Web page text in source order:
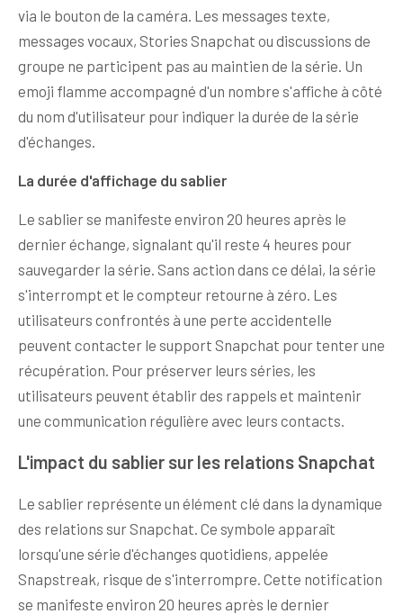
via le bouton de la caméra. Les messages texte,
messages vocaux, Stories Snapchat ou discussions de
groupe ne participent pas au maintien de la série. Un
emoji flamme accompagné d'un nombre s'affiche à côté
du nom d'utilisateur pour indiquer la durée de la série
d'échanges.
La durée d'affichage du sablier
Le sablier se manifeste environ 20 heures après le
dernier échange, signalant qu'il reste 4 heures pour
sauvegarder la série. Sans action dans ce délai, la série
s'interrompt et le compteur retourne à zéro. Les
utilisateurs confrontés à une perte accidentelle
peuvent contacter le support Snapchat pour tenter une
récupération. Pour préserver leurs séries, les
utilisateurs peuvent établir des rappels et maintenir
une communication régulière avec leurs contacts.
L'impact du sablier sur les relations Snapchat
Le sablier représente un élément clé dans la dynamique
des relations sur Snapchat. Ce symbole apparaît
lorsqu'une série d'échanges quotidiens, appelée
Snapstreak, risque de s'interrompre. Cette notification
se manifeste environ 20 heures après le dernier